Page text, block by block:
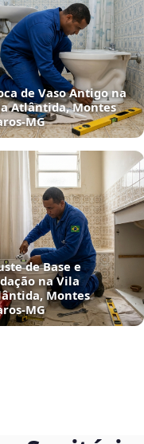
de Vaso Antigo na
Atlântida, Montes
de Base e
na Vila
Montes